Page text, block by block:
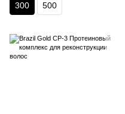
300 500